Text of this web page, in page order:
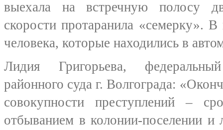
выехала на встречную полосу
скорости протаранила «семерку». В
человека, которые находились в
Лидия Григорьева,
районного суда г. Волгограда:
совокупности преступлений –
отбыванием в колонии-поселении